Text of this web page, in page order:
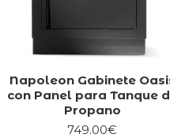
Napoleon Gabinete
con Panel para Tanque
Propano
749.00€